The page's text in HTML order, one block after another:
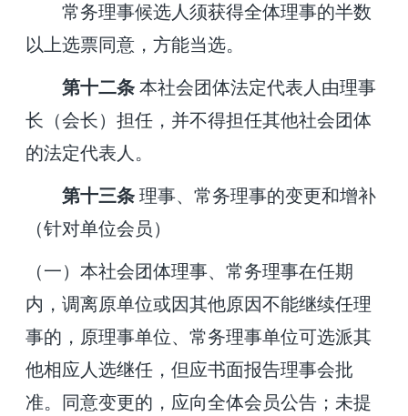
常务理事候选人须获得全体理事的半数
以上选票同意，方能当选。
第十二条 本社会团体法定代表人由理事
长（会长）担任，并不得担任其他社会团体
的法定代表人。
第十三条 理事、常务理事的变更和增补
（针对单位会员）
（一）本社会团体理事、常务理事在任期
内，调离原单位或因其他原因不能继续任理
事的，原理事单位、常务理事单位可选派其
他相应人选继任，但应书面报告理事会批
准。同意变更的，应向全体会员公告；未提